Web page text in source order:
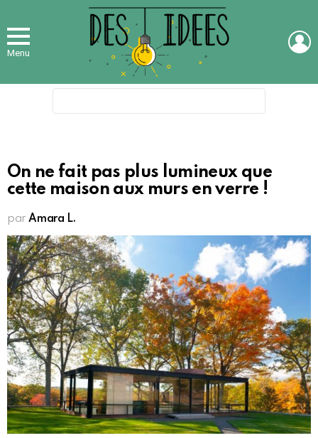
Menu
On ne fait pas plus lumineux que
cette maison aux murs en verre !
par Amara L.